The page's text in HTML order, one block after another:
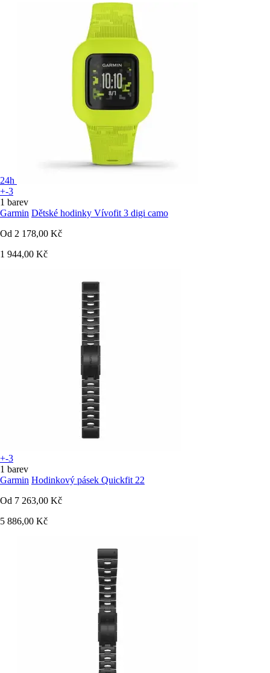
24h
+-3
1 barev
Garmin Dětské hodinky Vívofit 3 digi camo
Od 2 178,00 Kč
1 944,00 Kč
+-3
1 barev
Garmin Hodinkový pásek Quickfit 22
Od 7 263,00 Kč
5 886,00 Kč